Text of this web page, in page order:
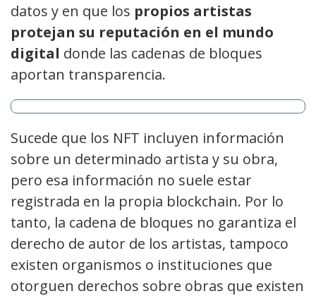
datos y en que los propios artistas
protejan su reputación en el mundo
digital donde las cadenas de bloques
aportan transparencia.
Sucede que los NFT incluyen información
sobre un determinado artista y su obra,
pero esa información no suele estar
registrada en la propia blockchain. Por lo
tanto, la cadena de bloques no garantiza el
derecho de autor de los artistas, tampoco
existen organismos o instituciones que
otorguen derechos sobre obras que existen